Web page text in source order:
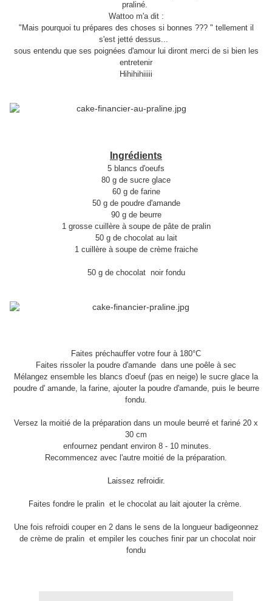
praliné.
Wattoo m'a dit :
"Mais pourquoi tu prépares des choses si bonnes ??? " tellement il
s'est jetté dessus...
sous entendu que ses poignées d'amour lui diront merci de si bien les
entretenir
Hihihihiiiii
Ingrédients
5 blancs d'oeufs
80 g de sucre glace
60 g de farine
50 g de poudre d'amande
90 g de beurre
1 grosse cuillère à soupe de pâte de pralin
50 g de chocolat au lait
1 cuillère à soupe de crème fraiche
50 g de chocolat noir fondu
Faites préchauffer votre four à 180°C
Faites rissoler la poudre d'amande dans une poêle à sec
Mélangez ensemble les blancs d'oeuf (pas en neige) le sucre glace la
poudre d' amande, la farine, ajouter la poudre d'amande, puis le beurre
fondu.
Versez la moitié de la préparation dans un moule beurré et fariné 20 x
30 cm
enfournez pendant environ 8 - 10 minutes.
Recommencez avec l'autre moitié de la préparation.
Laissez refroidir.
Faites fondre le pralin et le chocolat au lait ajouter la crème.
Une fois refroidi couper en 2 dans le sens de la longueur badigeonnez
de crème de pralin et empiler les couches finir par un chocolat noir
fondu